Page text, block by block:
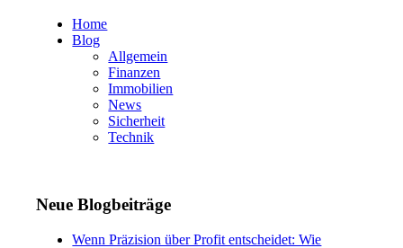
Home
Blog
Allgemein
Finanzen
Immobilien
News
Sicherheit
Technik
Neue Blogbeiträge
Wenn Präzision über Profit entscheidet: Wie